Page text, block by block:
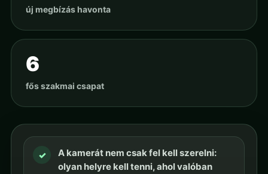
új megbízás havonta
6
fős szakmai csapat
✓
A kamerát nem csak fel kell szerelni:
olyan helyre kell tenni, ahol valóban